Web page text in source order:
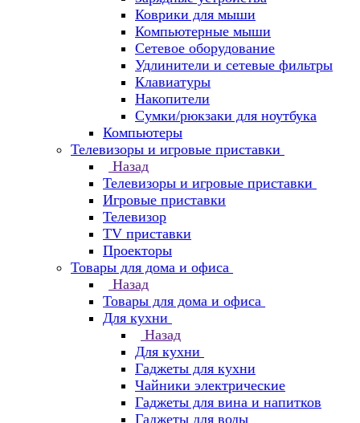
Коврики для мыши
Компьютерные мыши
Сетевое оборудование
Удлинители и сетевые фильтры
Клавиатуры
Накопители
Сумки/рюкзаки для ноутбука
Компьютеры
Телевизоры и игровые приставки
Назад
Телевизоры и игровые приставки
Игровые приставки
Телевизор
TV приставки
Проекторы
Товары для дома и офиса
Назад
Товары для дома и офиса
Для кухни
Назад
Для кухни
Гаджеты для кухни
Чайники электрические
Гаджеты для вина и напитков
Гаджеты для воды